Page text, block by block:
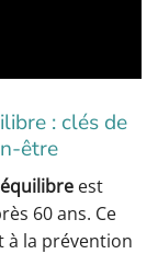
: clés de
être
équilibre est
60 ans. Ce
à la prévention